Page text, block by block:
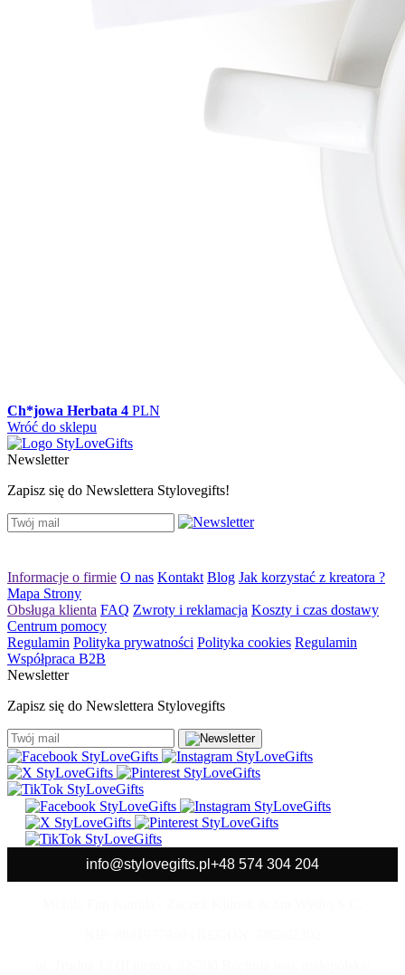
Ch*jowa Herbata 4 PLN
Wróć do sklepu
Newsletter
Zapisz się do Newslettera Stylovegifts!
Informacje o firmie O nas Kontakt Blog Jak korzystać z kreatora ?
Mapa Strony
Obsługa klienta FAQ Zwroty i reklamacja Koszty i czas dostawy
Centrum pomocy
Regulamin Polityka prywatności Polityka cookies Regulamin
Współpraca B2B
Newsletter
Zapisz się do Newslettera Stylovegifts
info@stylovegifts.pl +48 574 304 204